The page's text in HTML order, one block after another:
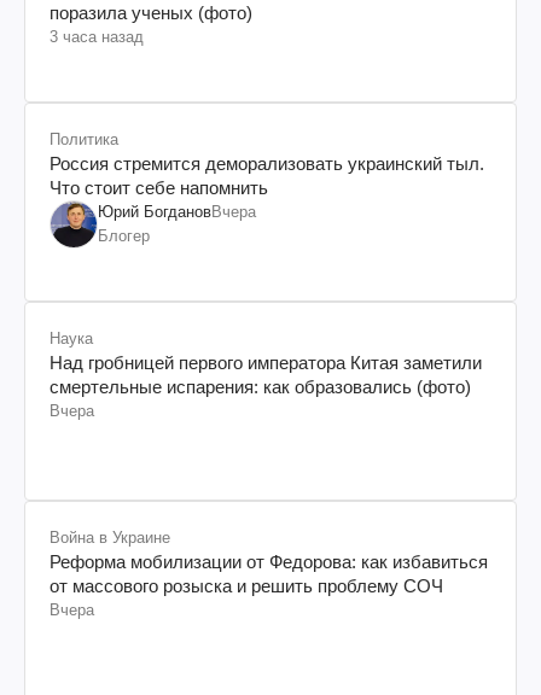
поразила ученых (фото)
3 часа назад
Политика
Россия стремится деморализовать украинский тыл.
Что стоит себе напомнить
Юрий БогдановВчера
Блогер
Наука
Над гробницей первого императора Китая заметили
смертельные испарения: как образовались (фото)
Вчера
Война в Украине
Реформа мобилизации от Федорова: как избавиться
от массового розыска и решить проблему СОЧ
Вчера